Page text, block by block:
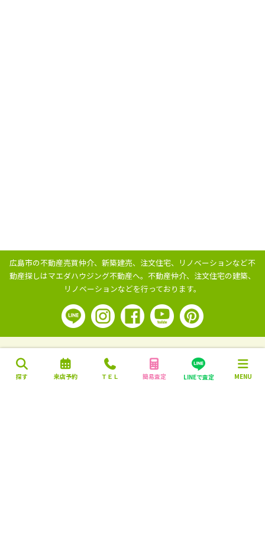
探す 来店予約 ＴＥＬ 簡易査定 LINEで査定 MENU
広島市の不動産売買仲介、新築建売、注文住宅、リノベーションなど不
動産探しはマエダハウジング不動産へ。 不動産仲介、注文住宅の建築、
リノベーションなどを行っております。